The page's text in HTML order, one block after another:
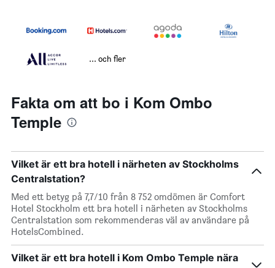
... och fler
Fakta om att bo i Kom Ombo
Temple
Vilket är ett bra hotell i närheten av Stockholms
Centralstation?
Med ett betyg på 7,7/10 från 8 752 omdömen är Comfort
Hotel Stockholm ett bra hotell i närheten av Stockholms
Centralstation som rekommenderas väl av användare på
HotelsCombined.
Vilket är ett bra hotell i Kom Ombo Temple nära